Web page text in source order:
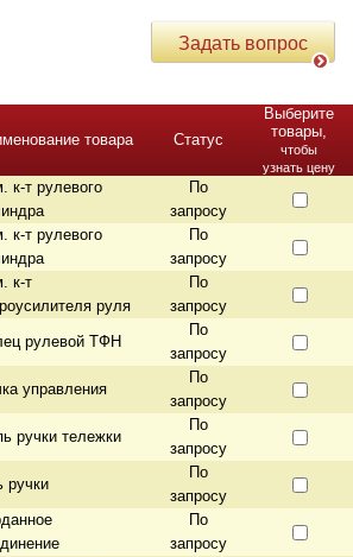
Задать вопрос
товара Статус
Выберите
товары,
чтобы
узнать цену
к-т рулевого
По
запросу
к-т рулевого
По
запросу
к-т
руля
По
запросу
рулевой ТФН
По
запросу
управления
По
запросу
ручки тележки
По
запросу
ручки
По
запросу
По
запросу